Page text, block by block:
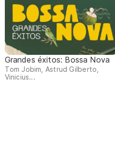
Grandes éxitos: Bossa Nova
Tom Jobim, Astrud Gilberto,
Vinicius...